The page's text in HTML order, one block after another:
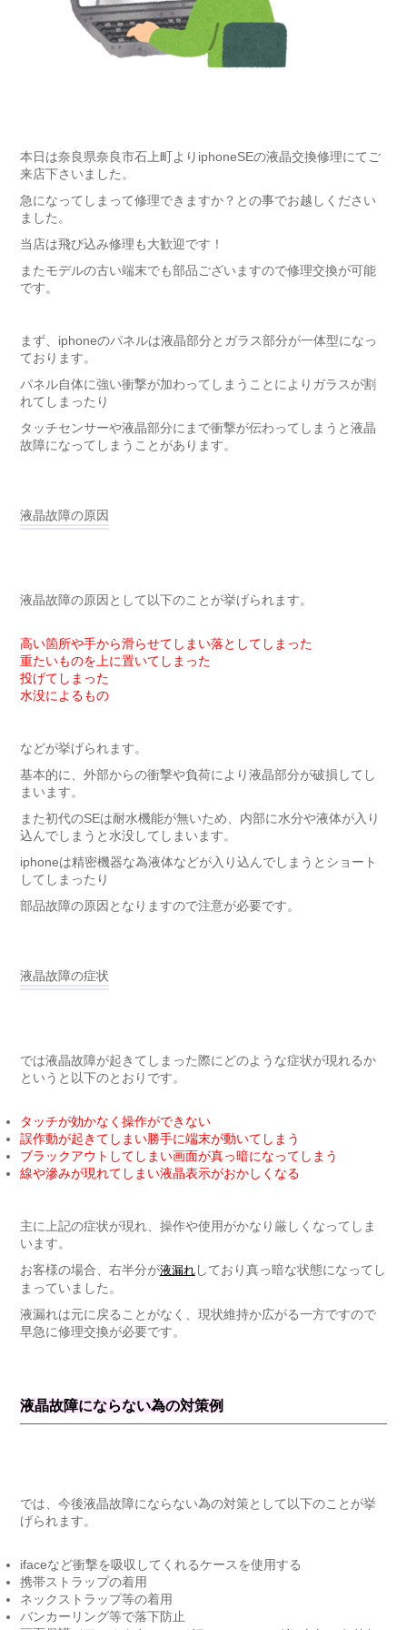
本日は奈良県奈良市石上町よりiphoneSEの液晶交換修理にてご
来店下さいました。
急になってしまって修理できますか？との事でお越しください
ました。
当店は飛び込み修理も大歓迎です！
またモデルの古い端末でも部品ございますので修理交換が可能
です。
まず、iphoneのパネルは液晶部分とガラス部分が一体型になっ
ております。
パネル自体に強い衝撃が加わってしまうことによりガラスが割
れてしまったり
タッチセンサーや液晶部分にまで衝撃が伝わってしまうと液晶
故障になってしまうことがあります。
液晶故障の原因
液晶故障の原因として以下のことが挙げられます。
高い箇所や手から滑らせてしまい落としてしまった
重たいものを上に置いてしまった
投げてしまった
水没によるもの
などが挙げられます。
基本的に、外部からの衝撃や負荷により液晶部分が破損してし
まいます。
また初代のSEは耐水機能が無いため、内部に水分や液体が入り
込んでしまうと水没してしまいます。
iphoneは精密機器な為液体などが入り込んでしまうとショート
してしまったり
部品故障の原因となりますので注意が必要です。
液晶故障の症状
では液晶故障が起きてしまった際にどのような症状が現れるか
というと以下のとおりです。
タッチが効かなく操作ができない
誤作動が起きてしまい勝手に端末が動いてしまう
ブラックアウトしてしまい画面が真っ暗になってしまう
線や滲みが現れてしまい液晶表示がおかしくなる
主に上記の症状が現れ、操作や使用がかなり厳しくなってしま
います。
お客様の場合、右半分が液漏れしており真っ暗な状態になってし
まっていました。
液漏れは元に戻ることがなく、現状維持か広がる一方ですので
早急に修理交換が必要です。
液晶故障にならない為の対策例
では、今後液晶故障にならない為の対策として以下のことが挙
げられます。
ifaceなど衝撃を吸収してくれるケースを使用する
携帯ストラップの着用
ネックストラップ等の着用
バンカーリング等で落下防止